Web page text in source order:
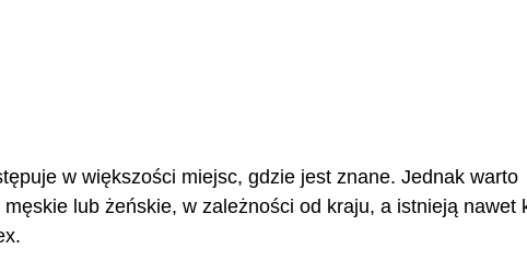
w większości miejsc, gdzie jest znane. Jednak warto
lub żeńskie, w zależności od kraju, a istnieją nawet